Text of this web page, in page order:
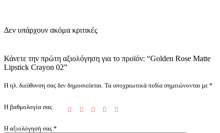
Δεν υπάρχουν ακόμα κριτικές
Κάνετε την πρώτη αξιολόγηση για το προϊόν: “Golden Rose Matte
Lipstick Crayon 02”
Η ηλ. διεύθυνση σας δεν δημοσιεύεται. Τα υποχρεωτικά πεδία σημειώνονται με *
Η βαθμολογία σας
Η αξιολόγησή σας *